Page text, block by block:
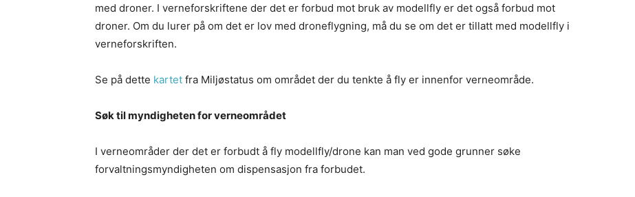
med droner. I verneforskriftene der det er forbud mot bruk av modellfly er det også forbud mot
droner. Om du lurer på om det er lov med droneflygning, må du se om det er tillatt med modellfly i
verneforskriften.
Se på dette kartet fra Miljøstatus om området der du tenkte å fly er innenfor verneområde.
Søk til myndigheten for verneområdet
I verneområder der det er forbudt å fly modellfly/drone kan man ved gode grunner søke
forvaltningsmyndigheten om dispensasjon fra forbudet.